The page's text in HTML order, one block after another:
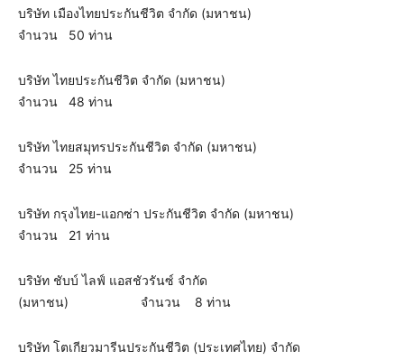
บริษัท เมืองไทยประกันชีวิต จำกัด (มหาชน)
จำนวน 50 ท่าน
บริษัท ไทยประกันชีวิต จำกัด (มหาชน)
จำนวน 48 ท่าน
บริษัท ไทยสมุทรประกันชีวิต จำกัด (มหาชน)
จำนวน 25 ท่าน
บริษัท กรุงไทย-แอกซ่า ประกันชีวิต จำกัด (มหาชน)
จำนวน 21 ท่าน
บริษัท ชับบ์ ไลฟ์ แอสชัวรันซ์ จํากัด
(มหาชน) จำนวน 8 ท่าน
บริษัท โตเกียวมารีนประกันชีวิต (ประเทศไทย) จำกัด